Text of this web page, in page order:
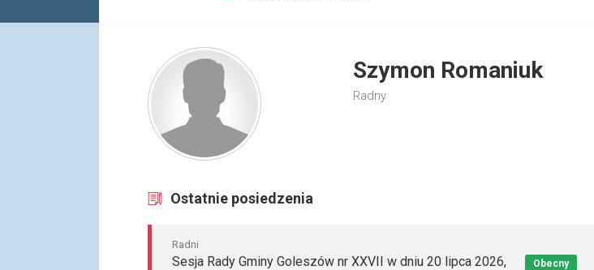
Szymon Romaniuk
Radny
Ostatnie posiedzenia
Radni
Sesja Rady Gminy Goleszów nr XXVII w dniu 20 lipca 2026,
Obecny